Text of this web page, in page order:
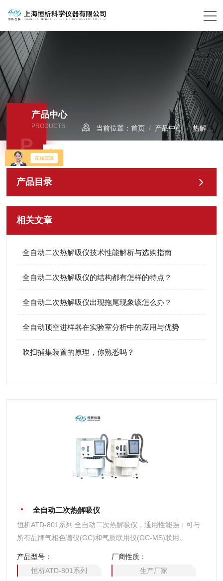
产品中心
PRODUCTS
P
当前位置：首页 / 产品中心/热解吸仪
产品目录
相关文章
全自动二次热解吸仪技术性能解析与选购指南
全自动二次热解吸仪的结构都有怎样的特点？
全自动二次热解吸仪出现拖尾现象该怎么办？
全自动顶空进样器在实验室分析中的应用与优势
吹扫捕集装置的原理，你熟悉吗？
全自动二次热解吸仪
恒析ATD-801系列 全自动二次热解吸仪，通用性能强：可与
所有品牌气相色谱仪(GC)和气质联用仪(GC-MS)联用。
产品型号：
恒析ATD-801系列
厂商性质：
生产厂家